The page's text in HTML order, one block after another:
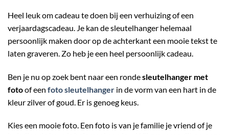
Heel leuk om cadeau te doen bij een verhuizing of een
verjaardagscadeau. Je kan de sleutelhanger helemaal
persoonlijk maken door op de achterkant een mooie tekst te
laten graveren. Zo heb je een heel persoonlijk cadeau.
Ben je nu op zoek bent naar een rondesleutelhanger met
fotoof een foto sleutelhanger in de vorm van een hart in de
kleur zilver of goud. Er is genoeg keus.
Kies een mooie foto. Een foto is van je familie je vriend of je